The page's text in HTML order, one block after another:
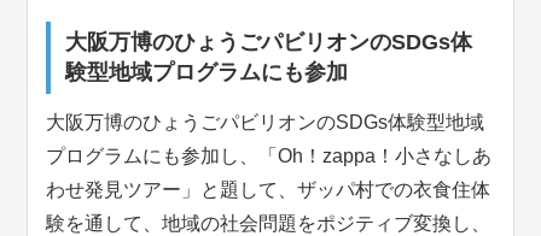
大阪万博のひょうごパビリオンのSDGs体
験型地域プログラムにも参加
大阪万博のひょうごパビリオンのSDGs体験型地域
プログラムにも参加し、「Oh！zappa！小さなしあ
わせ発見ツアー」と題して、ザッパ村での衣食住体
験を通して、地域の社会問題をポジティブ変換し、